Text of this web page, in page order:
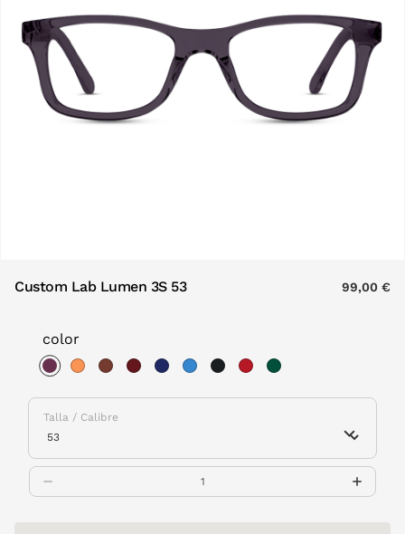
Custom Lab Lumen 3S 53 99,00 €
color
Talla / Calibre